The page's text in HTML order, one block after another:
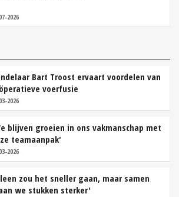
2026
Bart Troost ervaart voordelen van
voerfusie
2026
blijven groeien in ons vakmanschap met
teamaanpak'
2026
zou het sneller gaan, maar samen
we stukken sterker'